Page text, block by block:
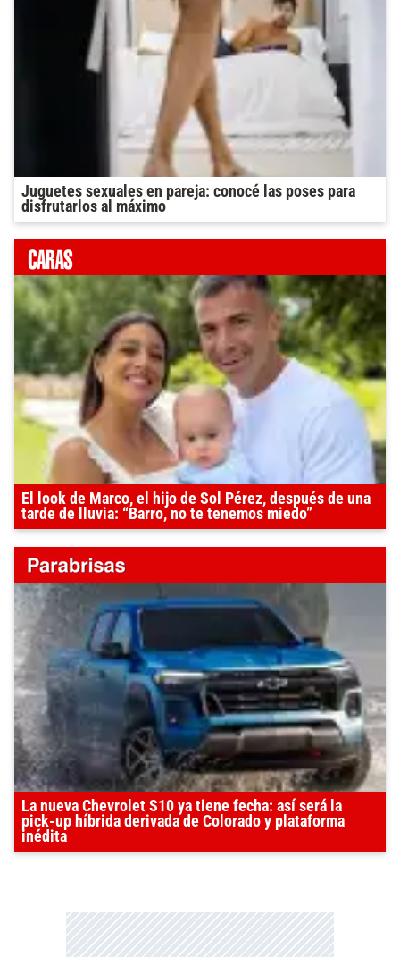
Juguetes sexuales en pareja: conocé las poses para
disfrutarlos al máximo
El look de Marco, el hijo de Sol Pérez, después de una
tarde de lluvia: “Barro, no te tenemos miedo”
La nueva Chevrolet S10 ya tiene fecha: así será la
pick-up híbrida derivada de Colorado y plataforma
inédita